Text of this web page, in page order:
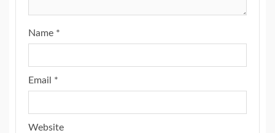
Name *
Email *
Website